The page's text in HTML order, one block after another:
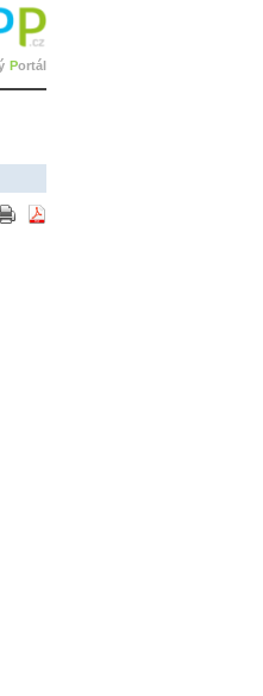
Portál